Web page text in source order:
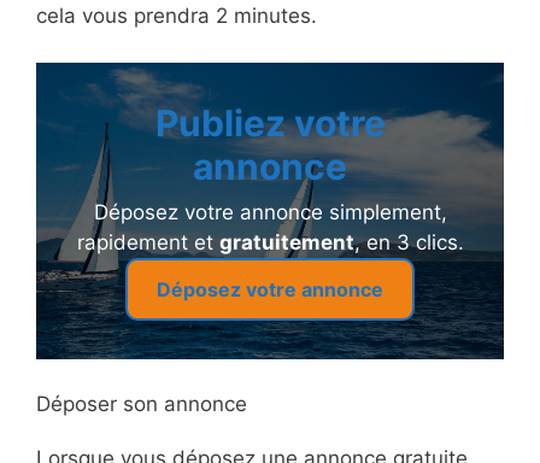
cela vous prendra 2 minutes.
Publiez votre
annonce
Déposez votre annonce simplement,
rapidement et gratuitement, en 3 clics.
Déposez votre annonce
Déposer son annonce